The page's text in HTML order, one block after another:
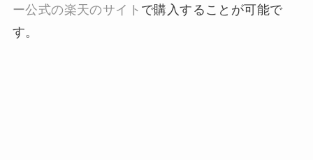
ー公式の楽天のサイト で購入することが可能で
す。